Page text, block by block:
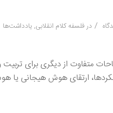
/ در فلسفه کلام انقلابی, یادداشت‌ها
متفاوت از دیگری برای
ارتقای هوش هیجانی یا